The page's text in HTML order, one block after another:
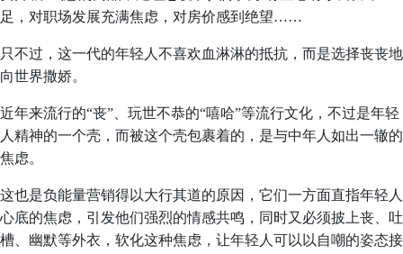
足，对职场发展充满焦虑，对房价感到绝望……
只不过，这一代的年轻人不喜欢血淋淋的抵抗，而是选择丧丧地
向世界撒娇。
近年来流行的“丧”、玩世不恭的“嘻哈”等流行文化，不过是年轻
人精神的一个壳，而被这个壳包裹着的，是与中年人如出一辙的
焦虑。
这也是负能量营销得以大行其道的原因，它们一方面直指年轻人
心底的焦虑，引发他们强烈的情感共鸣，同时又必须披上丧、吐
槽、幽默等外衣，软化这种焦虑，让年轻人可以以自嘲的姿态接